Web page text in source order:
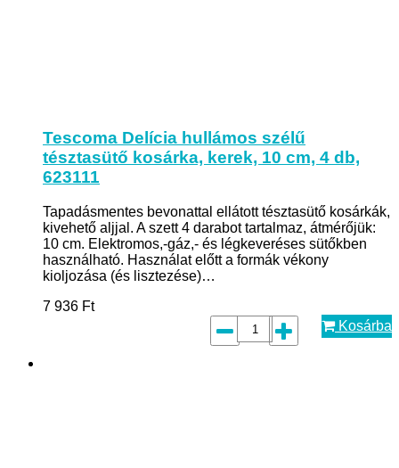
Tescoma Delícia hullámos szélű
tésztasütő kosárka, kerek, 10 cm, 4 db,
623111
Tapadásmentes bevonattal ellátott tésztasütő kosárkák,
kivehető aljjal. A szett 4 darabot tartalmaz, átmérőjük:
10 cm. Elektromos,-gáz,- és légkeveréses sütőkben
használható. Használat előtt a formák vékony
kioljozása (és lisztezése)…
7 936 Ft
Kosárba